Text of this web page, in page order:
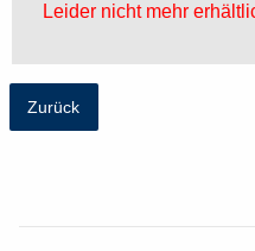
Leider nicht mehr
Zurück